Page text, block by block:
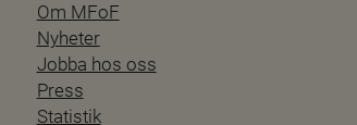
Om MFoF
Nyheter
Jobba hos oss
Press
Statistik